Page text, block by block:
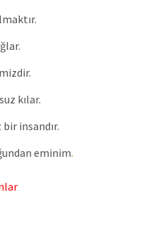
kılar.
insandır.
eminim.